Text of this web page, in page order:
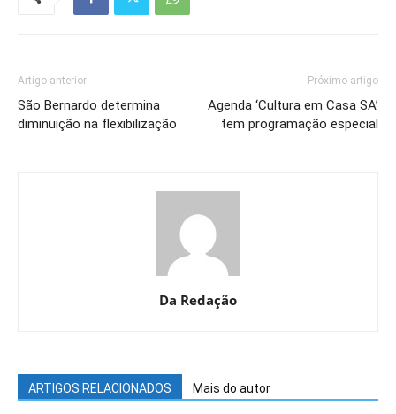
Artigo anterior
São Bernardo determina
diminuição na flexibilização
Próximo artigo
Agenda ‘Cultura em Casa SA’
tem programação especial
Da Redação
ARTIGOS RELACIONADOS Mais do autor